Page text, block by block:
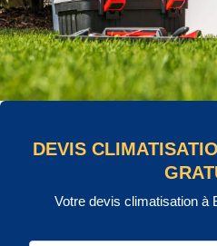
DEVIS
Votre devis climatisation à